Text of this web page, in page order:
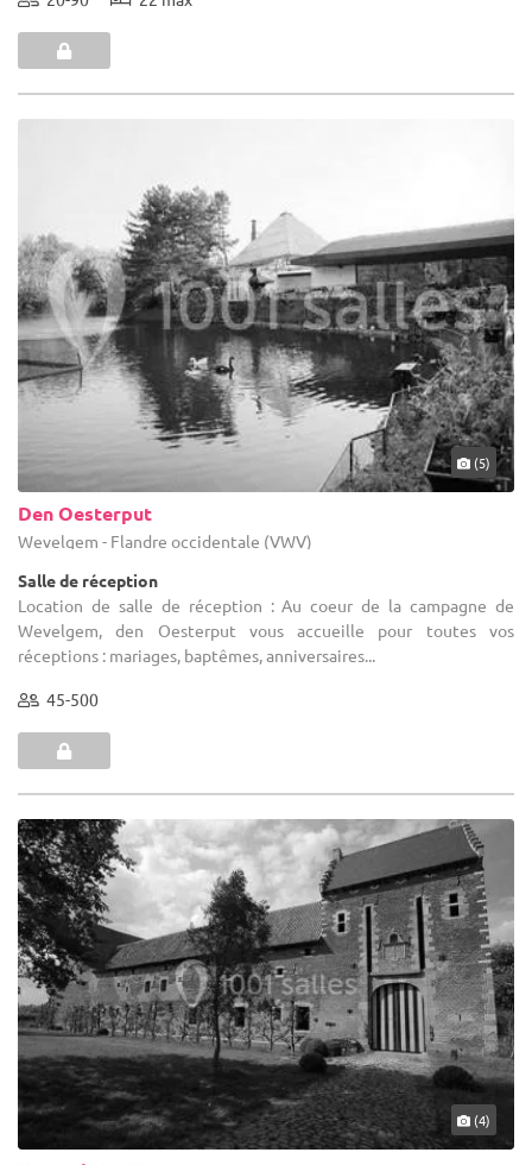
(5)
Den Oesterput
Wevelgem - Flandre occidentale (VWV)
Salle de réception
Location de salle de réception : Au coeur de la campagne de
Wevelgem, den Oesterput vous accueille pour toutes vos
réceptions : mariages, baptêmes, anniversaires...
45-500
(4)